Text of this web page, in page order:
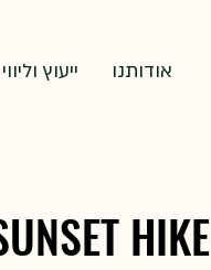
אודותנו ייעוץ
HIKE